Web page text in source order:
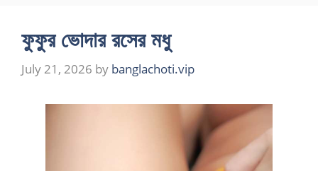
ফুফুর ভোদার রসের মধু
July 21, 2026 by banglachoti.vip